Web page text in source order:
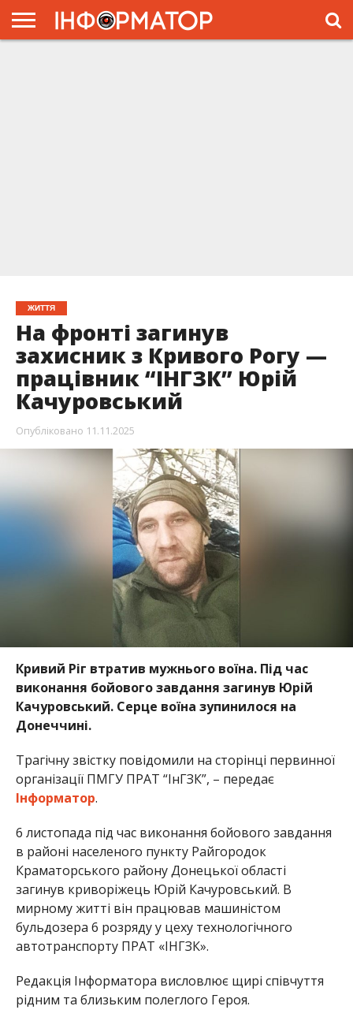
ЖИТТЯ
На фронті загинув
захисник з Кривого Рогу —
працівник “ІНГЗК” Юрій
Качуровський
Опубліковано 11.11.2025
Кривий Ріг втратив мужнього воїна. Під час
виконання бойового завдання загинув Юрій
Качуровський. Серце воїна зупинилося на
Донеччині.
Трагічну звістку повідомили на сторінці первинної
організації ПМГУ ПРАТ “ІнГЗК”, – передає
Інформатор.
6 листопада під час виконання бойового завдання
в районі населеного пункту Райгородок
Краматорського району Донецької області
загинув криворіжець Юрій Качуровський. В
мирному житті він працював машиністом
бульдозера 6 розряду у цеху технологічного
автотранспорту ПРАТ «ІНГЗК».
Редакція Інформатора висловлює щирі співчуття
рідним та близьким полеглого Героя.